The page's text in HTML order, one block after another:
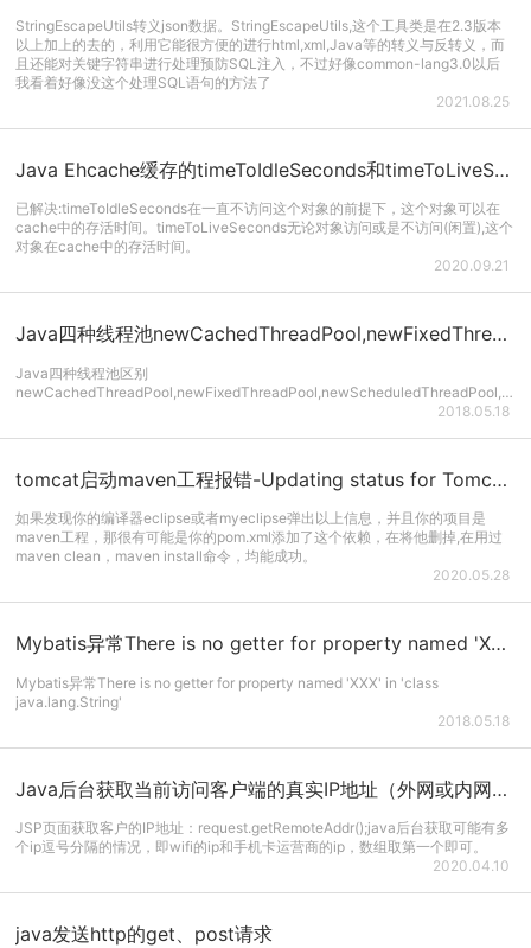
StringEscapeUtils转义json数据。StringEscapeUtils,这个工具类是在2.3版本
以上加上的去的，利用它能很方便的进行html,xml,Java等的转义与反转义，而
且还能对关键字符串进行处理预防SQL注入，不过好像common-lang3.0以后
我看着好像没这个处理SQL语句的方法了
2021.08.25
Java Ehcache缓存的timeToIdleSeconds和timeToLiveSeconds区别
已解决:timeToIdleSeconds在一直不访问这个对象的前提下，这个对象可以在
cache中的存活时间。timeToLiveSeconds无论对象访问或是不访问(闲置),这个
对象在cache中的存活时间。
2020.09.21
Java四种线程池newCachedThreadPool,newFixedThreadPool,newScheduledThreadPool,newSingleThreadEx...
Java四种线程池区别
newCachedThreadPool,newFixedThreadPool,newScheduledThreadPool,newSingleThreadExecutor
2018.05.18
tomcat启动maven工程报错-Updating status for Tomcat v7.0 Server at localhost...
如果发现你的编译器eclipse或者myeclipse弹出以上信息，并且你的项目是
maven工程，那很有可能是你的pom.xml添加了这个依赖，在将他删掉,在用过
maven clean，maven install命令，均能成功。
2020.05.28
Mybatis异常There is no getter for property named 'XXX' in 'class java.lang.String'
Mybatis异常There is no getter for property named 'XXX' in 'class
java.lang.String'
2018.05.18
Java后台获取当前访问客户端的真实IP地址（外网或内网地址）
JSP页面获取客户的IP地址：request.getRemoteAddr();java后台获取可能有多
个ip逗号分隔的情况，即wifi的ip和手机卡运营商的ip，数组取第一个即可。
2020.04.10
java发送http的get、post请求